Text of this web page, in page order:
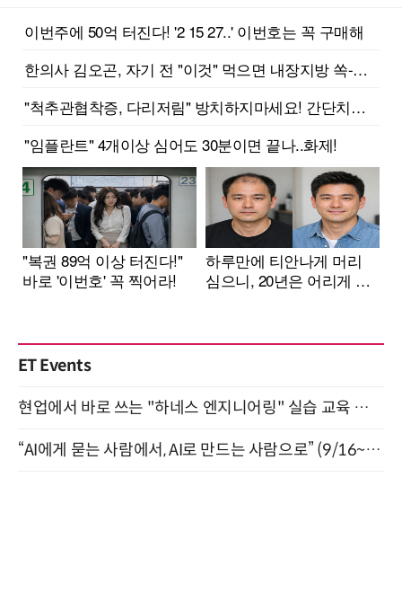
ET Events
현업에서 바로 쓰는 "하네스 엔지니어링" 실습 교육 워크숍 8월 20일 개최
“AI에게 묻는 사람에서, AI로 만드는 사람으로” (9/16~17)